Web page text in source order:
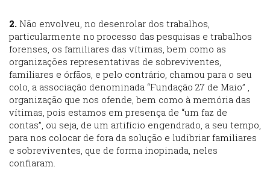
2. Não envolveu, no desenrolar dos trabalhos,
particularmente no processo das pesquisas e trabalhos
forenses, os familiares das vítimas, bem como as
organizações representativas de sobreviventes,
familiares e órfãos, e pelo contrário, chamou para o seu
colo, a associação denominada “Fundação 27 de Maio” ,
organização que nos ofende, bem como à memória das
vítimas, pois estamos em presença de “um faz de
contas”, ou seja, de um artifício engendrado, a seu tempo,
para nos colocar de fora da solução e ludibriar familiares
e sobreviventes, que de forma inopinada, neles
confiaram.